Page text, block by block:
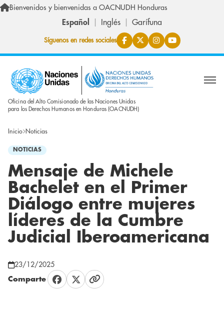
Pasar al contenido principal
Bienvenidos y bienvenidas a OACNUDH Honduras
Español Inglés Garífuna
Síguenos en redes sociales
Oficina del Alto Comisionado de las Naciones Unidas
para los Derechos Humanos en Honduras (OACNUDH)
Inicio Noticias
NOTICIAS
Mensaje de Michele
Bachelet en el Primer
Diálogo entre mujeres
líderes de la Cumbre
Judicial Iberoamericana
23/12/2025
Comparte